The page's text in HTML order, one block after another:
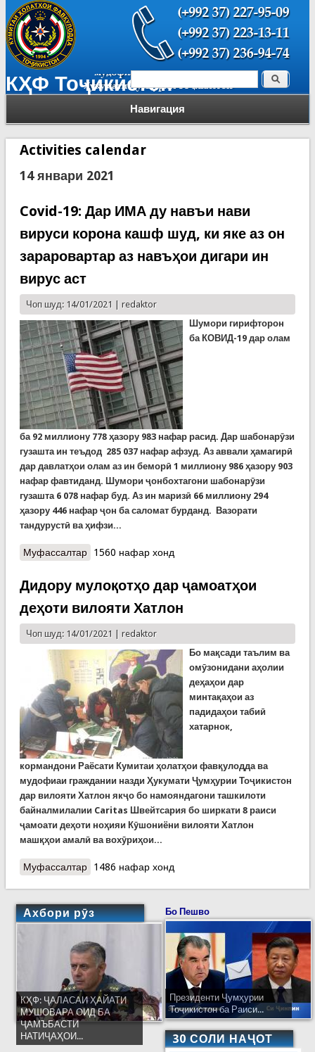
КҲФ Тоҷикистон
Навигация
Форма поиска Поиск
Activities calendar
14 январи 2021
Covid-19: Дар ИМА ду навъи нави
вируси корона кашф шуд, ки яке аз он
зараровартар аз навъҳои дигари ин
вирус аст
Чоп шуд: 14/01/2021 | redaktor
Шумори гирифторон
ба КОВИД-19 дар олам
ба 92 миллиону 778 ҳазору 983 нафар расид. Дар шабонарӯзи
гузашта ин теъдод 285 037 нафар афзуд. Аз аввали ҳамагирӣ
дар давлатҳои олам аз ин беморӣ 1 миллиону 986 ҳазору 903
нафар фавтиданд. Шумори ҷонбохтагони шабонарӯзи
гузашта 6 078 нафар буд. Аз ин маризӣ 66 миллиону 294
ҳазору 446 нафар ҷон ба саломат бурданд. Вазорати
тандурустӣ ва ҳифзи...
Муфассалтаро Covid-19: Дар ИМА ду навъи нави вируси
навъҳои дигари ин вирус аст
1560 нафар хонд
Дидору мулоқотҳо дар ҷамоатҳои
деҳоти вилояти Хатлон
Чоп шуд: 14/01/2021 | redaktor
Бо мақсади таълим ва
омӯзонидани аҳолии
деҳаҳои дар
минтақаҳои аз
падидаҳои табиӣ
хатарнок,
кормандони Раёсати Кумитаи ҳолатҳои фавқулоддава
мудофиаи граждании назди Ҳукумати Ҷумҳурии Тоҷикистон
дар вилояти Хатлон якҷо бо намояндагони ташкилоти
байналмилалии Caritas Швейтсария бо ширкати 8 раиси
ҷамоати деҳоти ноҳияи Кӯшониёни вилояти Хатлон
машқҳои амалӣ ва вохӯриҳои...
Муфассалтаро Дидору мулоқотҳо дар ҷамоатҳои деҳоти
1486 нафар хонд
Ахбори рӯз
КҲФ: ҶАЛАСАИ ҲАЙАТИ
МУШОВАРА ОИД БА
ҶАМЪБАСТИ
НАТИҶАҲОИ...
Бо Пешво
Президенти Ҷумҳурии
Тоҷикистон ба Раиси...
30 СОЛИ НАҶОТ